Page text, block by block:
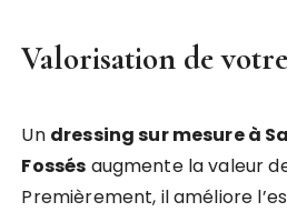
Valorisation de
Un dressing sur mesure à
Fossés augmente la valeur
Premièrement, il améliore